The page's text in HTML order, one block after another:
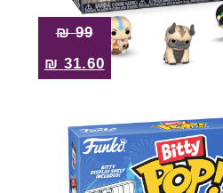
99
₪
31.60
₪